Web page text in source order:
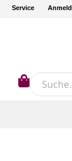
Service
Suche
Mein